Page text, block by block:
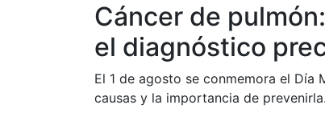
Cáncer de
el diagnóstico
El 1 de agosto se conmemora el Día
causas y la importancia de prevenirla.